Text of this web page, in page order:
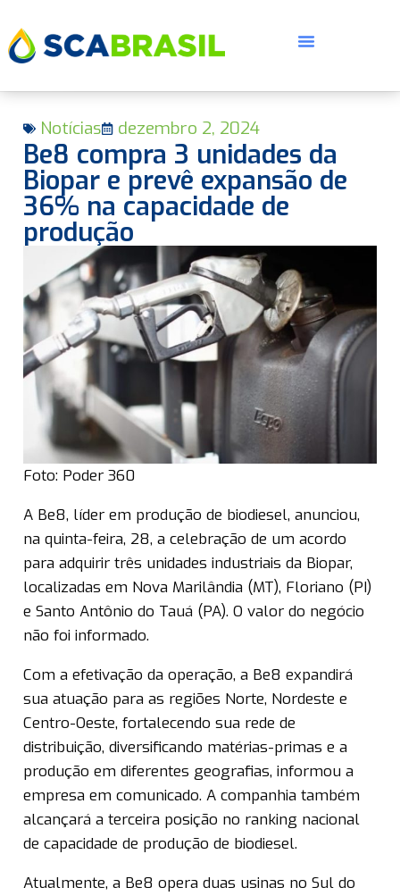
Notícias dezembro 2, 2024
Be8 compra 3 unidades da
Biopar e prevê expansão de
36% na capacidade de
produção
Foto: Poder 360
A Be8, líder em produção de biodiesel, anunciou,
na quinta-feira, 28, a celebração de um acordo
para adquirir três unidades industriais da Biopar,
localizadas em Nova Marilândia (MT), Floriano (PI)
e Santo Antônio do Tauá (PA). O valor do negócio
não foi informado.
Com a efetivação da operação, a Be8 expandirá
sua atuação para as regiões Norte, Nordeste e
Centro-Oeste, fortalecendo sua rede de
distribuição, diversificando matérias-primas e a
produção em diferentes geografias, informou a
empresa em comunicado. A companhia também
alcançará a terceira posição no ranking nacional
de capacidade de produção de biodiesel.
Atualmente, a Be8 opera duas usinas no Sul do